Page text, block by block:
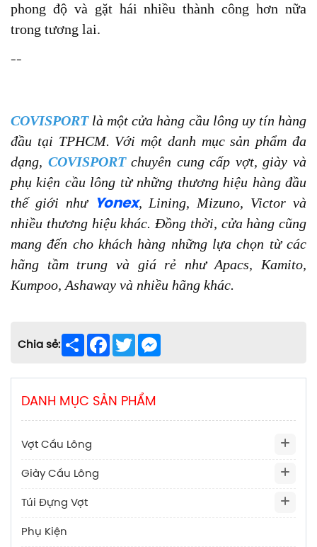
phong độ và gặt hái nhiều thành công hơn nữa
trong tương lai.
--
COVISPORTlà một cửa hàng cầu lông uy tín hàng
đầu tại TPHCM. Với một danh mục sản phẩm đa
dạng, COVISPORTchuyên cung cấp vợt, giày và
phụ kiện cầu lông từ những thương hiệu hàng đầu
thế giới như Yonex, Lining, Mizuno, Victor và
nhiều thương hiệu khác. Đồng thời, cửa hàng cũng
mang đến cho khách hàng những lựa chọn từ các
hãng tầm trung và giá rẻ như Apacs, Kamito,
Kumpoo, Ashaway và nhiều hãng khác.
Chia sẻ: ShareFacebook
Twitter
DANH MỤC SẢN PHẨM
Vợt Cầu Lông
Giày Cầu Lông
Túi Đựng Vợt
Phụ Kiện